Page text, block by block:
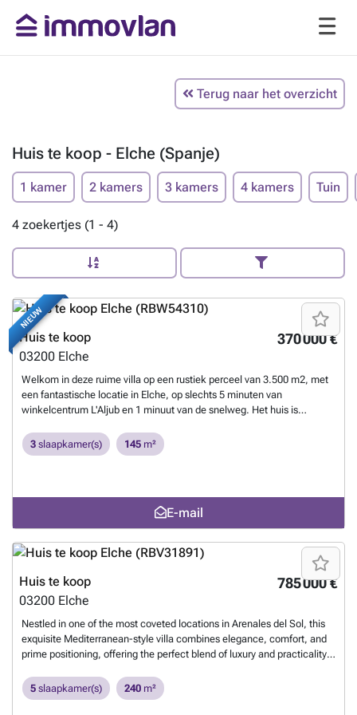
Terug naar het overzicht
Huis te koop - Elche (Spanje)
1 kamer 2 kamers 3 kamers 4 kamers Tuin
4 zoekertjes (1 - 4)
NIEUW
370 000 €
Huis te koop
03200 Elche
Welkom in deze ruime villa op een rustiek perceel van 3.500 m2, met
een fantastische locatie in Elche, op slechts 5 minuten van
winkelcentrum L'Aljub en 1 minuut van de snelweg. Het huis is
ruime keuken en een woonkamer met open haard. Het huis is vier jaar
geleden gerenoveerd. Buiten kunt u genieten van een mooi terras, een
beschikt over een irrigatiesysteem met filter voor huishoudelijk
gebruik, legale elektriciteit, een eigen waterput en een septic tank.
Het perfecte huis voor wie op zoek is naar een ruim en privé perceel,
maar toch dicht bij winkels en alle andere voorzieningen wil wonen.
Neem contact met ons op voor meer informatie of om een
bezichtiging in te plannen.
3 slaapkamer(s) 145 m²
E-mail
785 000 €
Huis te koop
03200 Elche
Nestled in one of the most coveted locations in Arenales del Sol, this
exquisite Mediterranean-style villa combines elegance, comfort, and
prime positioning, offering the perfect blend of luxury and practicality.
a generous 240 m² built area, with a large 600 m² land plot, creating a
tranquil oasis by the sea. The villa features two beautifully designed
5 slaapkamer(s) 240 m²